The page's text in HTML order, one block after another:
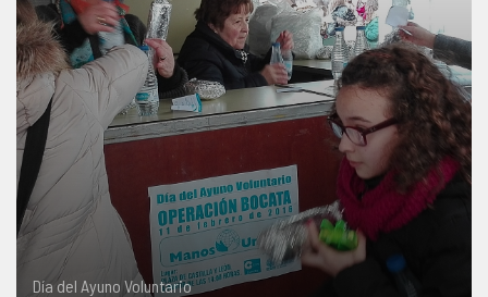
Día del Ayuno Voluntario